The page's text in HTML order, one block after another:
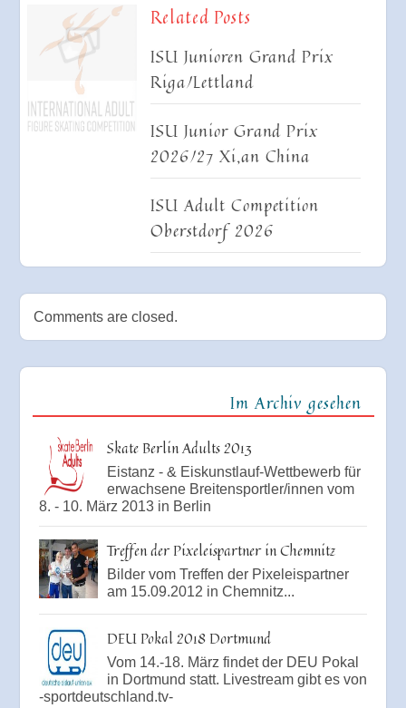
Related Posts
ISU Junioren Grand Prix
Riga/Lettland
ISU Junior Grand Prix
2026/27 Xi,an China
ISU Adult Competition
Oberstdorf 2026
Comments are closed.
Im Archiv gesehen
Skate Berlin Adults 2013
Eistanz - & Eiskunstlauf-Wettbewerb für
erwachsene Breitensportler/innen vom
8. - 10. März 2013 in Berlin
Treffen der Pixeleispartner in Chemnitz
Bilder vom Treffen der Pixeleispartner
am 15.09.2012 in Chemnitz...
DEU Pokal 2018 Dortmund
Vom 14.-18. März findet der DEU Pokal
in Dortmund statt. Livestream gibt es von
-sportdeutschland.tv-